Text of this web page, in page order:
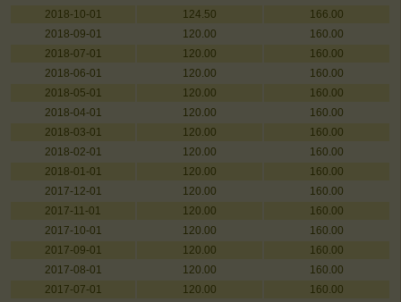
2018-10-01
124.50
166.00
2018-09-01
120.00
160.00
2018-07-01
120.00
160.00
2018-06-01
120.00
160.00
2018-05-01
120.00
160.00
2018-04-01
120.00
160.00
2018-03-01
120.00
160.00
2018-02-01
120.00
160.00
2018-01-01
120.00
160.00
2017-12-01
120.00
160.00
2017-11-01
120.00
160.00
2017-10-01
120.00
160.00
2017-09-01
120.00
160.00
2017-08-01
120.00
160.00
2017-07-01
120.00
160.00